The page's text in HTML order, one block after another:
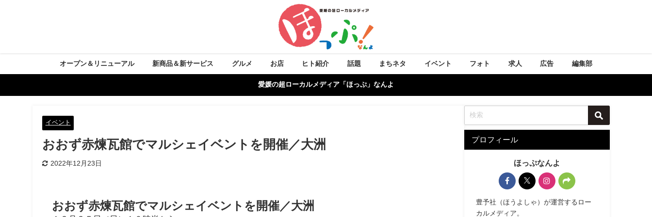
オープン＆リニューアル 新商品＆新サービス グルメ お店 ヒト紹介 話題 まちネタ イベント フォト 求人 広告 編集部
愛媛の超ローカルメディア「ほっぷ」なんよ
イベント
おおず赤煉瓦館でマルシェイベントを開催／大洲
2022年12月23日
おおず赤煉瓦館でマルシェイベントを開催／大洲
プロフィール
ほっぷなんよ
豊予社（ほうよしゃ）が運営するロー
カルメディア。